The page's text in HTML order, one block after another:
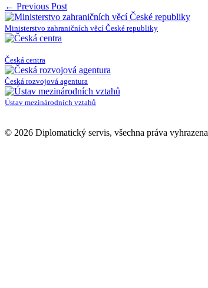
Post
navigation
← Previous Post
Ministerstvo zahraničních věcí České republiky
Česká centra
Česká rozvojová agentura
Ústav mezinárodních vztahů
© 2026 Diplomatický servis, všechna práva vyhrazena